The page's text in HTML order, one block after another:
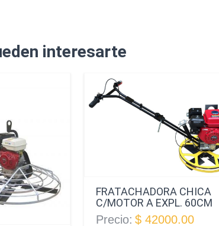
interesarte
FRATACHADORA CHICA
C/MOTOR A EXPL. 60CM
Precio: $ 42000.00